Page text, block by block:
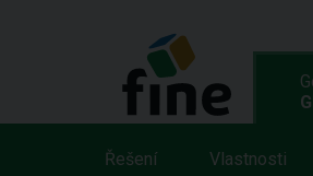
Řešení Vlastnosti